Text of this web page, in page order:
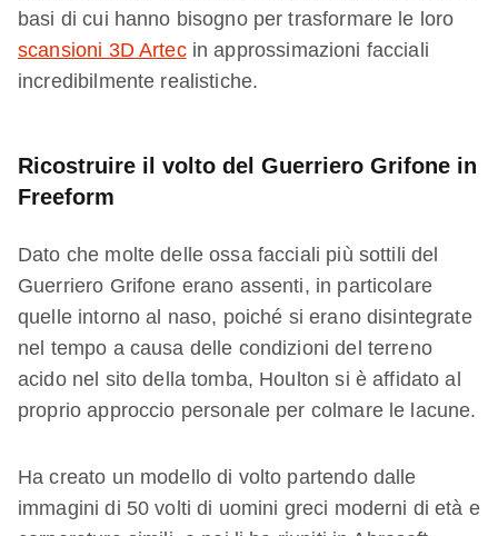
basi di cui hanno bisogno per trasformare le loro
scansioni 3D Artecin approssimazioni facciali
incredibilmente realistiche.
Ricostruire il volto del Guerriero Grifone in
Freeform
Dato che molte delle ossa facciali più sottili del
Guerriero Grifone erano assenti, in particolare
quelle intorno al naso, poiché si erano disintegrate
nel tempo a causa delle condizioni del terreno
acido nel sito della tomba, Houlton si è affidato al
proprio approccio personale per colmare le lacune.
Ha creato un modello di volto partendo dalle
immagini di 50 volti di uomini greci moderni di età e